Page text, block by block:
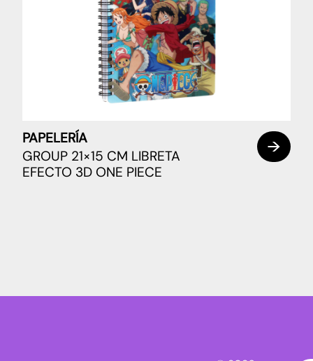
PAPELERÍA
GROUP 21×15 CM LIBRETA
EFECTO 3D ONE PIECE